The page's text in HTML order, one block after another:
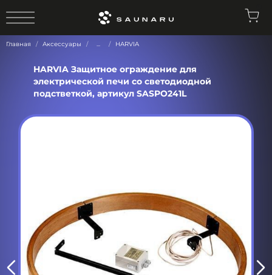
Главная Аксессуары ... HARVIA
HARVIA Защитное ограждение для
электрической печи со светодиодной
подстветкой, артикул SASPO241L